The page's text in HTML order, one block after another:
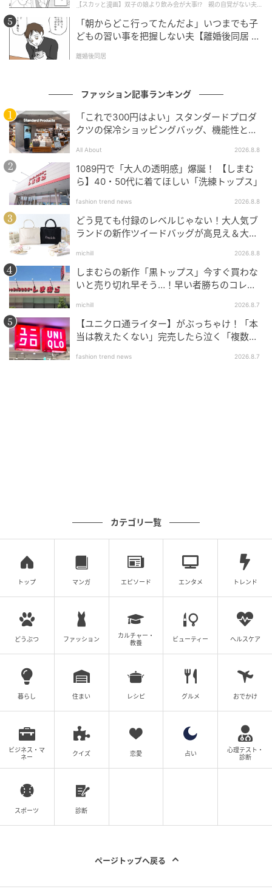
出典：Instagram
【しまむら】「ストライプイージーP」¥1,089（税
込）
爽やかなストライプパンツを主役にした、軽やかなカ
ジュアルコーデ。2026年春夏はストライプ柄もトレン
様、@aiii__13k様のInstagram投稿をご紹介しており
や、販売終了の可能性もございます。最新の商品情報
は各お店・ブランドなどにご確認くださいませ。
writer：Ryo.K
元記事で読む
次の記事
「スカート」が大活躍しそう♡
の記事をもっとみる
【スカッと漫画】双子の娘より飲み会が大事!? 親の自覚がない夫を
懲らしめた話
「朝からどこ行ってたんだよ」いつまでも子
どもの習い事を把握しない夫【離婚後同居 Vo
離婚後同居
ファッション記事ランキング
「これで300円はよい」スタンダードプロダ
クツの保冷ショッピングバッグ、機能性とデ
All About 2026.8.8
1089円で「大人の透明感」爆誕！ 【しまむ
ら】40・50代に着てほしい「洗練トップス」
fashion trend news 2026.8.8
どう見ても付録のレベルじゃない！大人気ブ
ランドの新作ツイードバッグが高見え＆大容
michill 2026.8.8
しまむらの新作「黒トップス」今すぐ買わな
いと売り切れ早そう…！早い者勝ちのコレ買
michill 2026.8.7
【ユニクロ通ライター】がぶっちゃけ！「本
当は教えたくない」完売したら泣く「複数買
fashion trend news 2026.8.7
カテゴリ一覧
トップ マンガ エピソード エンタメ トレンド
どうぶつ ファッション
カルチャー・
教養
ビューティー ヘルスケア
暮らし 住まい レシピ グルメ おでかけ
ビジネス・マ
ネー
クイズ 恋愛 占い
心理テスト・
診断
スポーツ 診断
ページトップへ戻る